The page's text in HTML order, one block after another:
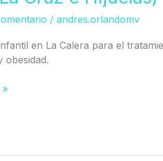
/ andres.orlandomv
en La Calera para el
obesidad.
»